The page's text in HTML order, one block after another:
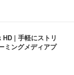
| 手軽にストリ
ミングメディアプ